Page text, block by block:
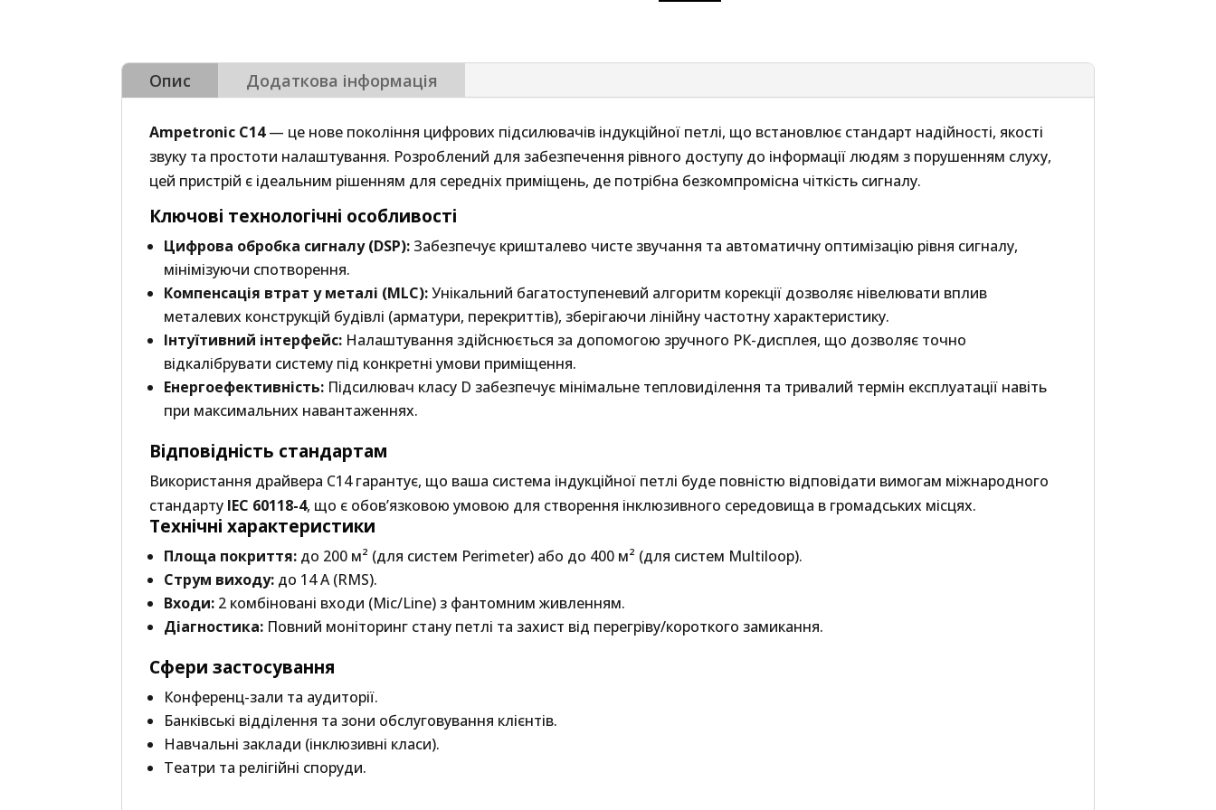
петлі
Опис Додаткова інформація
Ampetronic C14— це нове покоління цифрових підсилювачів індукційної петлі, що встановлює стандарт надійності, якості
звуку та простоти налаштування. Розроблений для забезпечення рівного доступу до інформації людям з порушенням слуху,
цей пристрій є ідеальним рішенням для середніх приміщень, де потрібна безкомпромісна чіткість сигналу.
Ключові технологічні особливості
Цифрова обробка сигналу (DSP): Забезпечує кришталево чисте звучання та автоматичну оптимізацію рівня сигналу,
мінімізуючи спотворення.
Компенсація втрат у металі (MLC):Унікальний багатоступеневий алгоритм корекції дозволяє нівелювати вплив
металевих конструкцій будівлі (арматури, перекриттів), зберігаючи лінійну частотну характеристику.
Інтуїтивний інтерфейс: Налаштування здійснюється за допомогою зручного РК-дисплея, що дозволяє точно
відкалібрувати систему під конкретні умови приміщення.
Енергоефективність: Підсилювач класу D забезпечує мінімальне тепловиділення та тривалий термін експлуатації навіть
при максимальних навантаженнях.
Відповідність стандартам
Використання драйвера C14 гарантує, що ваша система індукційної петлі буде повністю відповідати вимогам міжнародного
стандарту IEC 60118-4, що є обов’язковою умовою для створення інклюзивного середовища в громадських місцях.
Технічні характеристики
Площа покриття: до 200 м² (для систем Perimeter) або до 400 м² (для систем Multiloop).
Струм виходу: до 14 A (RMS).
Входи: 2 комбіновані входи (Mic/Line) з фантомним живленням.
Діагностика: Повний моніторинг стану петлі та захист від перегріву/короткого замикання.
Сфери застосування
Конференц-зали та аудиторії.
Банківські відділення та зони обслуговування клієнтів.
Навчальні заклади (інклюзивні класи).
Театри та релігійні споруди.